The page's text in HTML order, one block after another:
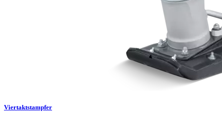
Viertaktstampfer